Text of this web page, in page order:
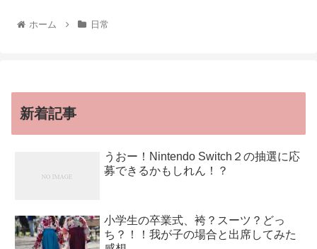
ホーム 日常
新着記事
うおー！Nintendo Switch２の抽選に応
募できるかもしれん！？
小学生の卒業式、袴？スーツ？どっ
ち？！！我が子の場合と出席してみた